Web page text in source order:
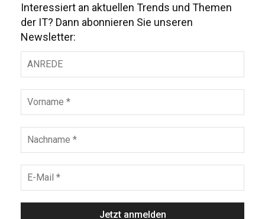
Interessiert an aktuellen Trends und Themen
der IT? Dann abonnieren Sie unseren
Newsletter: